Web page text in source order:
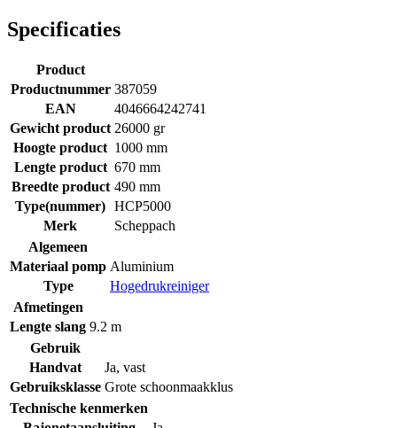
Specificaties
Product
Productnummer 387059
EAN
4046664242741
Gewicht product 26000 gr
Hoogte product 1000 mm
Lengte product 670 mm
Breedte product 490 mm
Type(nummer) HCP5000
Merk
Scheppach
Algemeen
Materiaal pomp Aluminium
Type
Hogedrukreiniger
Afmetingen
Lengte slang 9.2 m
Gebruik
Handvat
Ja, vast
Gebruiksklasse Grote schoonmaakklus
Technische kenmerken